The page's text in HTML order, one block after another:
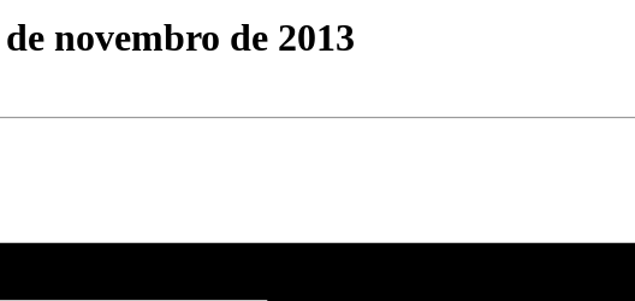
de novembro de 2013